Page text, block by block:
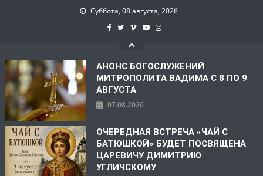
Суббота, 08 августа, 2026
АНОНС БОГОСЛУЖЕНИЙ
МИТРОПОЛИТА ВАДИМА С 8 ПО 9
АВГУСТА
07.08.2026
ОЧЕРЕДНАЯ ВСТРЕЧА «ЧАЙ С
БАТЮШКОЙ» БУДЕТ ПОСВЯЩЕНА
ЦАРЕВИЧУ ДИМИТРИЮ
УГЛИЧСКОМУ